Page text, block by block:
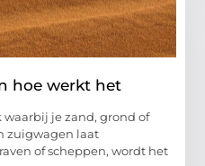
hoe werkt het
je zand, grond of
zuigwagen laat
of scheppen, wordt het